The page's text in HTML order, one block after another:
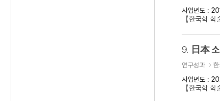
사업년도 :
【한국학
9. 日本
연구성과
사업년도 :
【한국학